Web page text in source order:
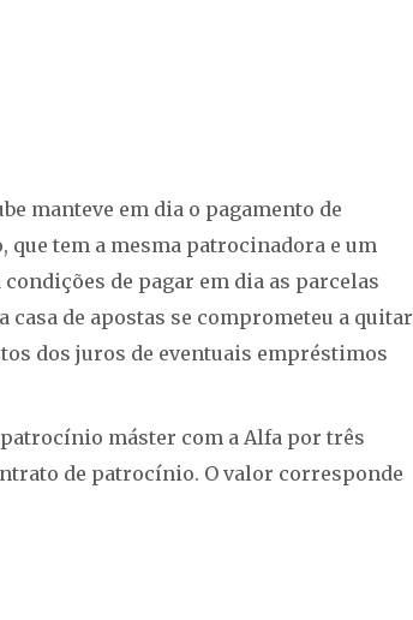
manteve em dia o pagamento de
que tem a mesma patrocinadora e um
de pagar em dia as parcelas
casa de apostas se comprometeu a quitar
dos juros de eventuais empréstimos
máster com a Alfa por três
de patrocínio. O valor corresponde